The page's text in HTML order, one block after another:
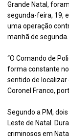
Grande Natal,
segunda-feira, 19,
uma operação
manhã de segunda.
“O Comando de
forma constante
sentido de localizar
Coronel Franco,
Segundo a PM,
Leste de Natal.
criminosos em